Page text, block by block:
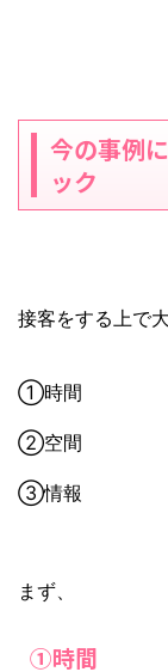
今の事例
ック
接客をする上で
①時間
②空間
③情報
まず、
①時間